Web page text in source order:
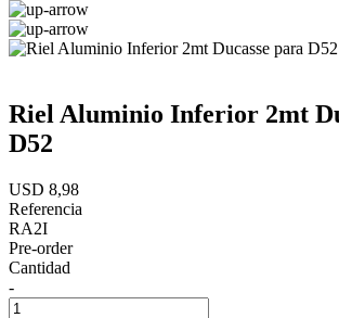
Riel Aluminio Inferior 2mt
D52
USD 8,98
Referencia
RA2I
Pre-order
Cantidad
-